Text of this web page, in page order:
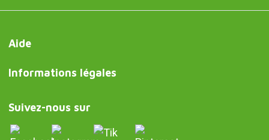
Aide
Informations légales
Suivez-nous sur